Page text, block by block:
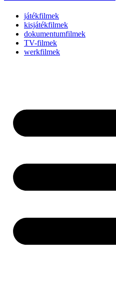
játékfilmek
kisjátékfilmek
dokumentumfilmek
TV-filmek
werkfilmek